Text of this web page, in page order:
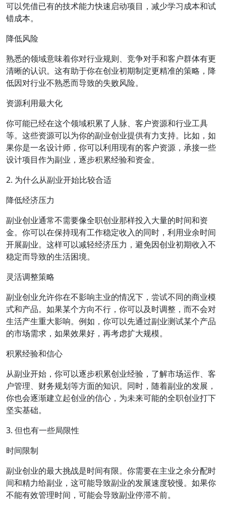
可以凭借已有的技术能力快速启动项目，减少学习成本和试
错成本。
降低风险
熟悉的领域意味着你对行业规则、竞争对手和客户群体有更
清晰的认识。这有助于你在创业初期制定更精准的策略，降
低因对行业不熟悉而导致的失败风险。
资源利用最大化
你可能已经在这个领域积累了人脉、客户资源和行业工具
等。这些资源可以为你的副业创业提供有力支持。比如，如
果你是一名设计师，你可以利用现有的客户资源，承接一些
设计项目作为副业，逐步积累经验和资金。
2. 为什么从副业开始比较合适
降低经济压力
副业创业通常不需要像全职创业那样投入大量的时间和资
金。你可以在保持现有工作稳定收入的同时，利用业余时间
开展副业。这样可以减轻经济压力，避免因创业初期收入不
稳定而导致的生活困境。
灵活调整策略
副业创业允许你在不影响主业的情况下，尝试不同的商业模
式和产品。如果某个方向不行，你可以及时调整，而不会对
生活产生重大影响。例如，你可以先通过副业测试某个产品
的市场需求，如果效果好，再考虑扩大规模。
积累经验和信心
从副业开始，你可以逐步积累创业经验，了解市场运作、客
户管理、财务规划等方面的知识。同时，随着副业的发展，
你也会逐渐建立起创业的信心，为未来可能的全职创业打下
坚实基础。
3. 但也有一些局限性
时间限制
副业创业的最大挑战是时间有限。你需要在主业之余分配时
间和精力给副业，这可能导致副业的发展速度较慢。如果你
不能有效管理时间，可能会导致副业停滞不前。